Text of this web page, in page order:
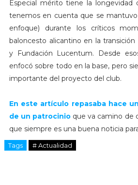
Especial mérito tiene la longevidad
tenemos en cuenta que se
enfoque) durante los críticos
baloncesto alicantino en la
y Fundación Lucentum. Desde
enfocó sobre todo en la base, pero
importante del proyecto del club.
En este artículo repasaba hace
de un patrocinio que va camino de
que siempre es una buena noticia
Tags # Actualidad